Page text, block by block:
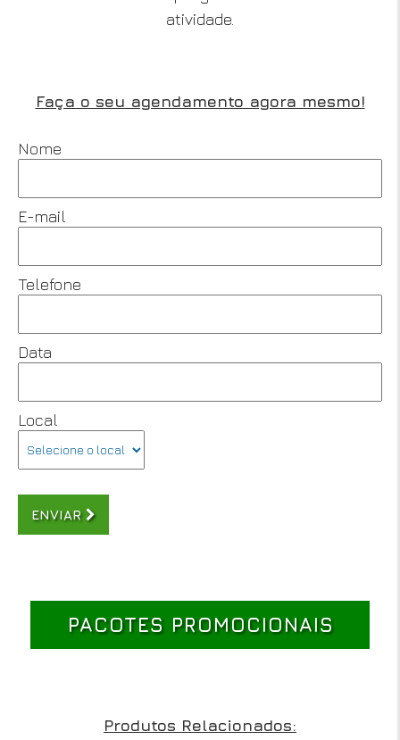
atividade.
Faça o seu agendamento agora mesmo!
Nome
E-mail
Telefone
Data
Local
ENVIAR
PACOTES PROMOCIONAIS
Produtos Relacionados: